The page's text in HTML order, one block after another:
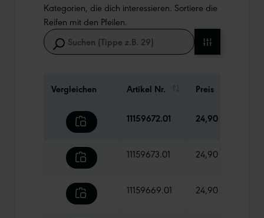
Kategorien, die dich interessieren. Sortiere die
Reifen mit den Pfeilen.
Vergleichen Artikel Nr. Preis
11159672.01 24,90 €
11159673.01 24,90 €
11159669.01 24,90 €